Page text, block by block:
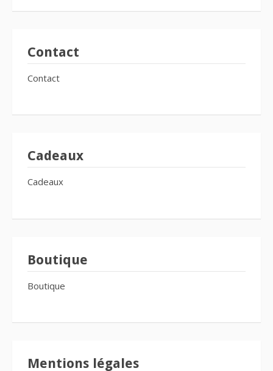
Contact
Contact
Cadeaux
Cadeaux
Boutique
Boutique
Mentions légales